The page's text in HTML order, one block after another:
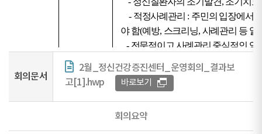
회의문서
2월_정신건강증진센터_운영회의_결과보
고[1].hwp
바로보기
회의요약